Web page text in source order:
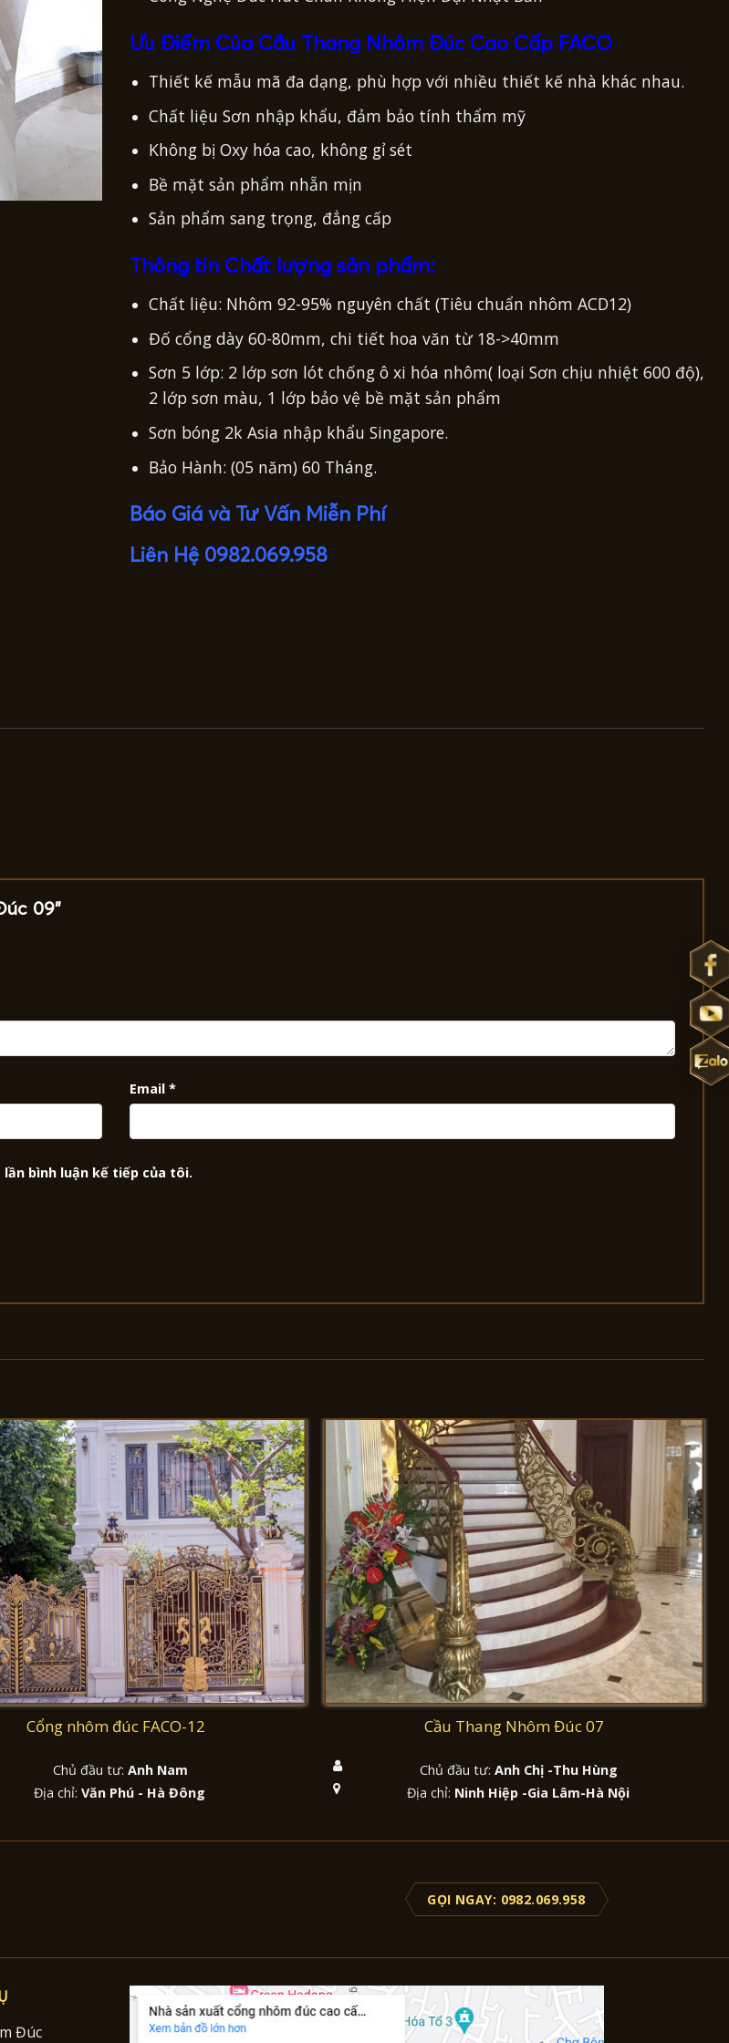
Ưu Điểm Của Cầu Thang Nhôm Đúc Cao Cấp FACO
Thiết kế mẫu mã đa dạng, phù hợp với nhiều thiết kế nhà khác nhau.
Chất liệu Sơn nhập khẩu, đảm bảo tính thẩm mỹ
Không bị Oxy hóa cao, không gỉ sét
Bề mặt sản phẩm nhẵn mịn
Sản phẩm sang trọng, đẳng cấp
Thông tin Chất lượng sản phẩm:
Chất liệu: Nhôm 92-95% nguyên chất (Tiêu chuẩn nhôm ACD12)
Đố cổng dày 60-80mm, chi tiết hoa văn từ 18->40mm
Sơn 5 lớp: 2 lớp sơn lót chống ô xi hóa nhôm( loại Sơn chịu nhiệt 600 độ),
2 lớp sơn màu, 1 lớp bảo vệ bề mặt sản phẩm
Sơn bóng 2k Asia nhập khẩu Singapore.
Bảo Hành: (05 năm) 60 Tháng.
Báo Giá và Tư Vấn Miễn Phí
Liên Hệ 0982.069.958
09”
Email *
bình luận kế tiếp của tôi.
Cổng nhôm đúc FACO-12
Chủ đầu tư: Anh Nam
Địa chỉ: Văn Phú - Hà Đông
Cầu Thang Nhôm Đúc 07
Chủ đầu tư:Anh Chị -Thu Hùng
Địa chỉ: Ninh Hiệp -Gia Lâm-Hà Nội
GỌI NGAY: 0982.069.958
Đúc